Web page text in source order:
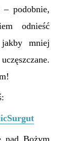
– podobnie,
odnieść
mniej
nad Bożym